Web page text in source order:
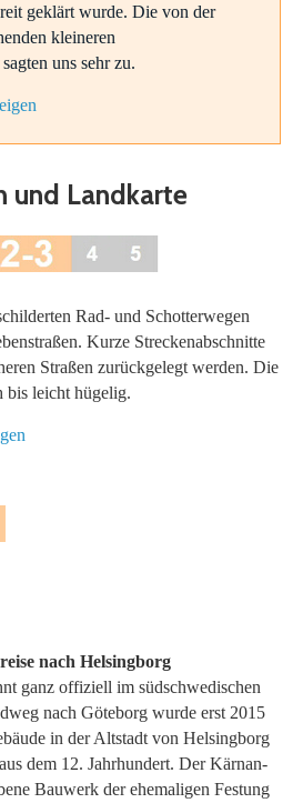
geklärt wurde. Die von der
kleineren
uns sehr zu.
und Landkarte
Rad- und Schotterwegen
Kurze Streckenabschnitte
Straßen zurückgelegt werden. Die
bis leicht hügelig.
nach Helsingborg
ganz offiziell im südschwedischen
nach Göteborg wurde erst 2015
in der Altstadt von Helsingborg
dem 12. Jahrhundert. Der Kärnan-
Bauwerk der ehemaligen Festung